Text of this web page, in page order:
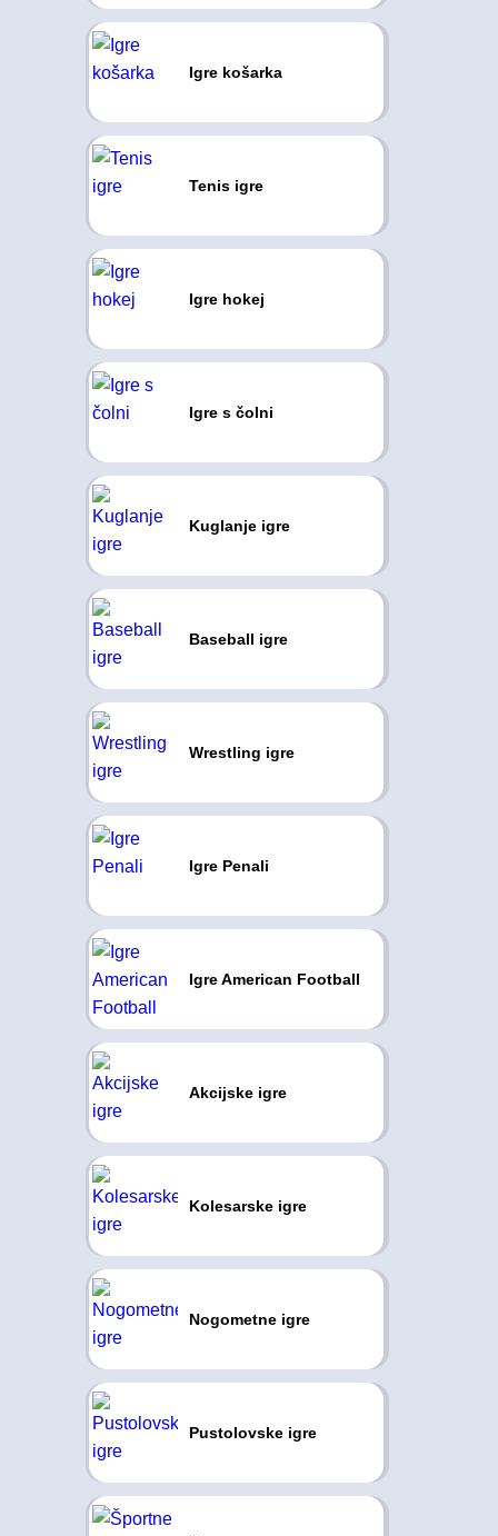
Igre košarka
Tenis igre
Igre hokej
Igre s čolni
Kuglanje igre
Baseball igre
Wrestling igre
Igre Penali
Igre American Football
Akcijske igre
Kolesarske igre
Nogometne igre
Pustolovske igre